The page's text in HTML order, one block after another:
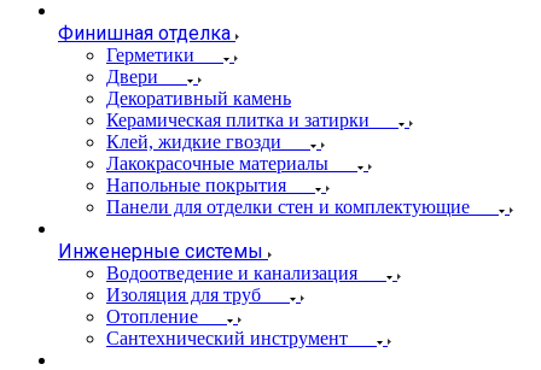
Финишная отделка
Герметики
Двери
Декоративный камень
Керамическая плитка и затирки
Клей, жидкие гвозди
Лакокрасочные материалы
Напольные покрытия
Панели для отделки стен и комплектующие
Инженерные системы
Водоотведение и канализация
Изоляция для труб
Отопление
Сантехнический инструмент